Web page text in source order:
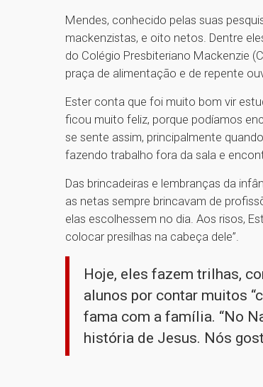
Mendes, conhecido pelas suas
mackenzistas, e oito netos. Dentre
do Colégio Presbiteriano Mackenzie
praça de alimentação e de repente
Ester conta que foi muito bom vir
ficou muito feliz, porque podíamos
se sente assim, principalmente
fazendo trabalho fora da sala e
Das brincadeiras e lembranças da
as netas sempre brincavam de
elas escolhessem no dia. Aos risos,
colocar presilhas na cabeça dele”.
Hoje, eles fazem trilhas,
alunos por contar muitos
fama com a família. “No
história de Jesus. Nós